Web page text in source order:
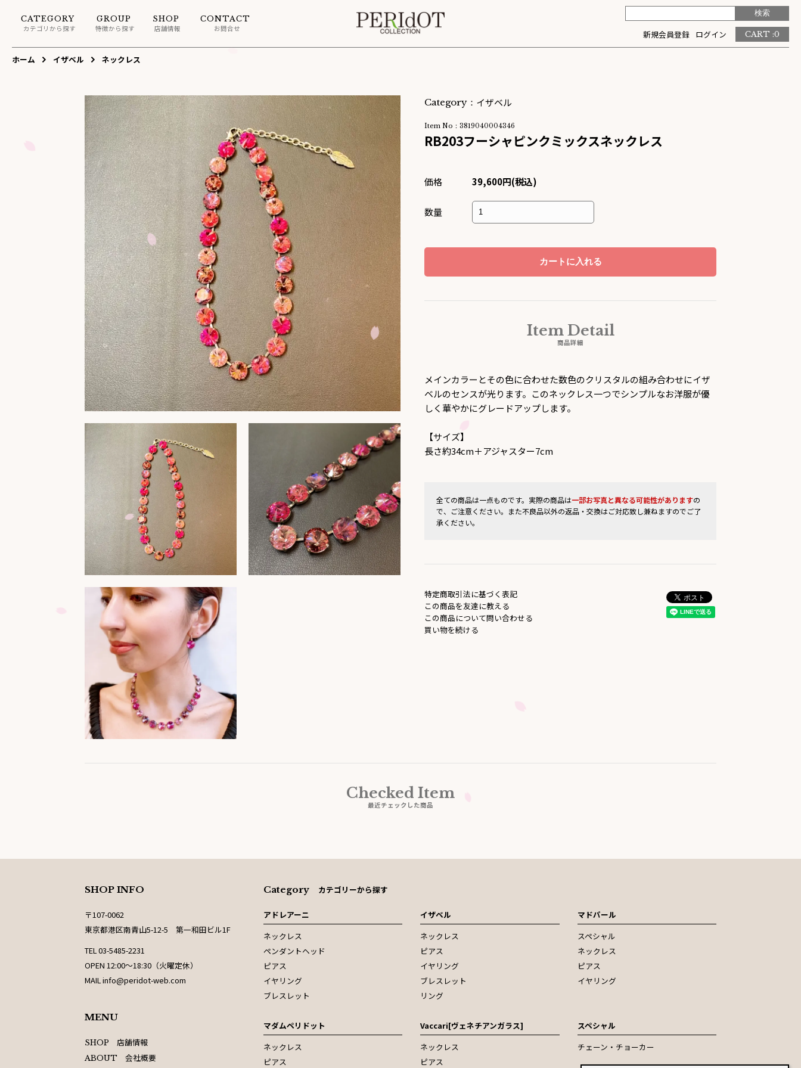
CART :0
新規会員登録 ログイン
CATEGORY
カテゴリから探す
GROUP
特徴から探す
SHOP
店舗情報
CONTACT
お問合せ
ホーム イザベル ネックレス
Category： イザベル
Item No：3819040004346
RB203フーシャピンクミックスネックレス
価格 39,600円(税込)
数量
Item Detail
商品詳細
メインカラーとその色に合わせた数色のクリスタルの組み合わせにイザ
ベルのセンスが光ります。このネックレス一つでシンプルなお洋服が優
しく華やかにグレードアップします。
【サイズ】
長さ約34cm＋アジャスター7cm
全ての商品は一点ものです。実際の商品は一部お写真と異なる可能性がありますの
で、ご注意ください。また不良品以外の返品・交換はご対応致し兼ねますのでご了
承ください。
特定商取引法に基づく表記
この商品を友達に教える
この商品について問い合わせる
買い物を続ける
Checked Item
最近チェックした商品
SHOP INFO
〒107-0062
東京都港区南青山5-12-5 第一和田ビル1F
TEL 03-5485-2231
OPEN 12:00〜18:30（火曜定休）
MAIL info@peridot-web.com
MENU
SHOP 店舗情報
ABOUT
会社概要
Category カテゴリーから探す
アドレアーニ
ネックレス
ペンダントヘッド
ピアス
イヤリング
ブレスレット
イザベル
ネックレス
ピアス
イヤリング
ブレスレット
リング
マドパール
スペシャル
ネックレス
ピアス
イヤリング
マダムペリドット
ネックレス
ピアス
Vaccari[ヴェネチアンガラス]
ネックレス
ピアス
スペシャル
チェーン・チョーカー